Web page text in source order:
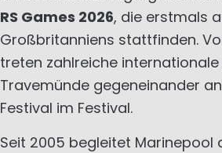
RS Games 2026, die erstmals
Großbritanniens stattfinden.
treten zahlreiche internationale
Travemünde gegeneinander
Festival im Festival.
Seit 2005 begleitet Marinepool